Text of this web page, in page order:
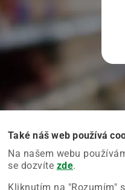
Také náš web používá
Na našem webu
se dozvíte zde.
Kliknutím na "Rozumím"